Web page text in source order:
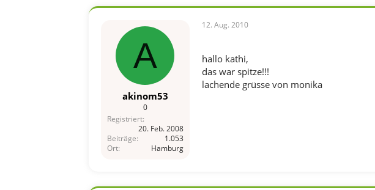
A
akinom53
0
Registriert
20. Feb. 2008
Beiträge
1.053
Ort
Hamburg
12. Aug. 2010
hallo kathi,
das war spitze!!!
lachende grüsse von monika